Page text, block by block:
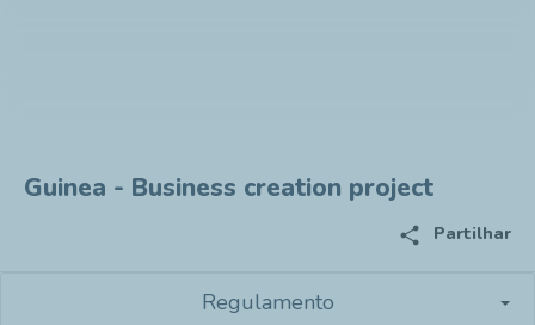
Guinea - Business creation project
share Partilhar
Regulamento